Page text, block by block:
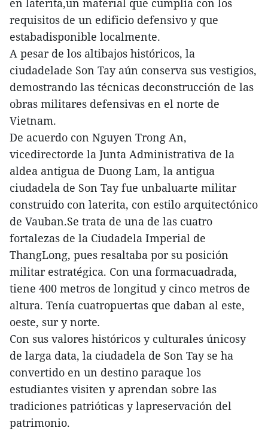
en laterita,un material que cumplía con los
requisitos de un edificio defensivo y que
estabadisponible localmente.
A pesar de los altibajos históricos, la
ciudadelade Son Tay aún conserva sus vestigios,
demostrando las técnicas deconstrucción de las
obras militares defensivas en el norte de
Vietnam.
De acuerdo con Nguyen Trong An,
vicedirectorde la Junta Administrativa de la
aldea antigua de Duong Lam, la antigua
ciudadela de Son Tay fue unbaluarte militar
construido con laterita, con estilo arquitectónico
de Vauban.Se trata de una de las cuatro
fortalezas de la Ciudadela Imperial de
ThangLong, pues resaltaba por su posición
militar estratégica. Con una formacuadrada,
tiene 400 metros de longitud y cinco metros de
altura. Tenía cuatropuertas que daban al este,
oeste, sur y norte.
Con sus valores históricos y culturales únicosy
de larga data, la ciudadela de Son Tay se ha
convertido en un destino paraque los
estudiantes visiten y aprendan sobre las
tradiciones patrióticas y lapreservación del
patrimonio.